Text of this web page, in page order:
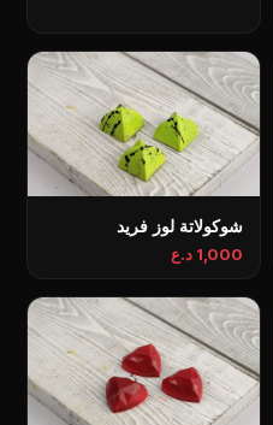
شوكولاتة لوز فريد
1,000 د.ع